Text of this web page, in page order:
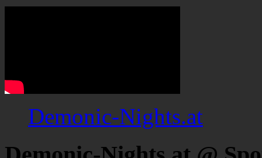
Demonic-Nights.at